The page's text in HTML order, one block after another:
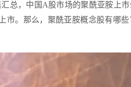
总，中国A股市场的聚酰亚胺上
市。那么，聚酰亚胺概念股有哪